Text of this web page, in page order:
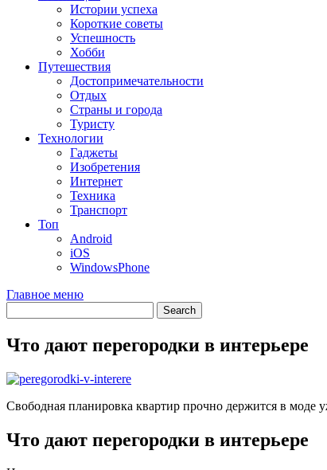
Истории успеха
Короткие советы
Успешность
Хобби
Путешествия
Достопримечательности
Отдых
Страны и города
Туристу
Технологии
Гаджеты
Изобретения
Интернет
Техника
Транспорт
Топ
Android
iOS
WindowsPhone
Главное меню
Что дают перегородки в интерьере
Свободная планировка квартир прочно держится в моде
Что дают перегородки в интерьере